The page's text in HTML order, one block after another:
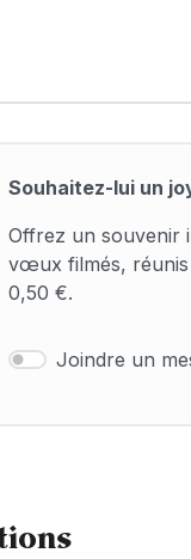
Souhaitez-lui un
Offrez un souvenir
vœux filmés,
0,50 €.
Joindre un